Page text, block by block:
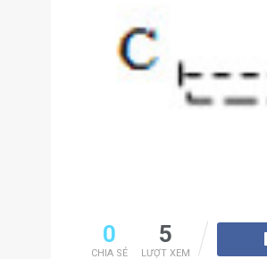
0
CHIA SẺ
5
LƯỢT XEM